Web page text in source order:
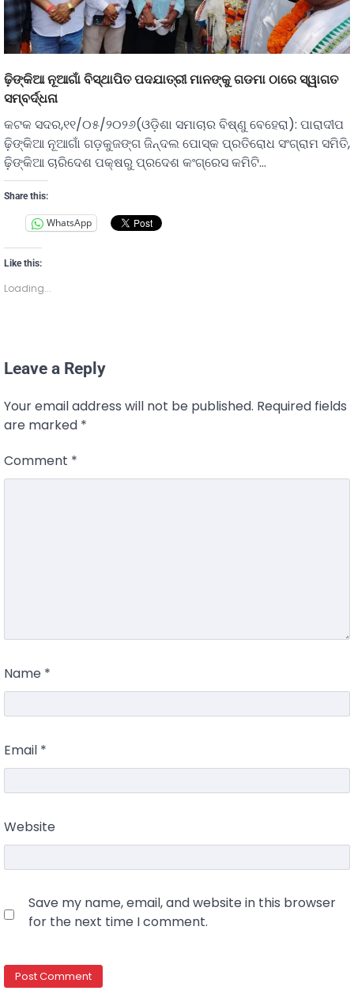
ଢ଼ିଙ୍କିଆ ନୂଆଗାଁ ବିସ୍ଥାପିତ ପଦଯାତ୍ରୀ ମାନଙ୍କୁ ଗଡମା ଠାରେ ସ୍ୱାଗତ
ସମ୍ବର୍ଦ୍ଧନା
କଟକ ସଦର,୧୧/୦୫/୨୦୨୬(ଓଡ଼ିଶା ସମାଚାର ବିଷ୍ଣୁ ବେହେରା): ପାରାଦୀପ
ଢ଼ିଙ୍କିଆ ନୂଆଗାଁ ଗଡ଼କୁଜଙ୍ଗ ଜିନ୍ଦଲ ପୋସ୍କ ପ୍ରତିରୋଧ ସଂଗ୍ରାମ ସମିତି,
ଢ଼ିଙ୍କିଆ ଚାରିଦେଶ ପକ୍ଷରୁ ପ୍ରଦେଶ କଂଗ୍ରେସ କମିଟି…
Share this:
WhatsApp
Like this:
Loading...
Leave a Reply
Your email address will not be published. Required fields
are marked *
Comment *
Name *
Email *
Website
Save my name, email, and website in this browser
for the next time I comment.